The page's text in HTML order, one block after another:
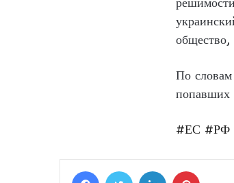
По
попавших
#ЕС #РФ
FacebookTwitter LinkedIn